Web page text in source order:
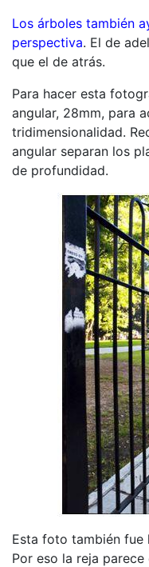
Los árboles también
perspectiva. El de
que el de atrás.
Para hacer esta
angular, 28mm, para
tridimensionalidad.
angular separan los
de profundidad.
Esta foto también fue
Por eso la reja